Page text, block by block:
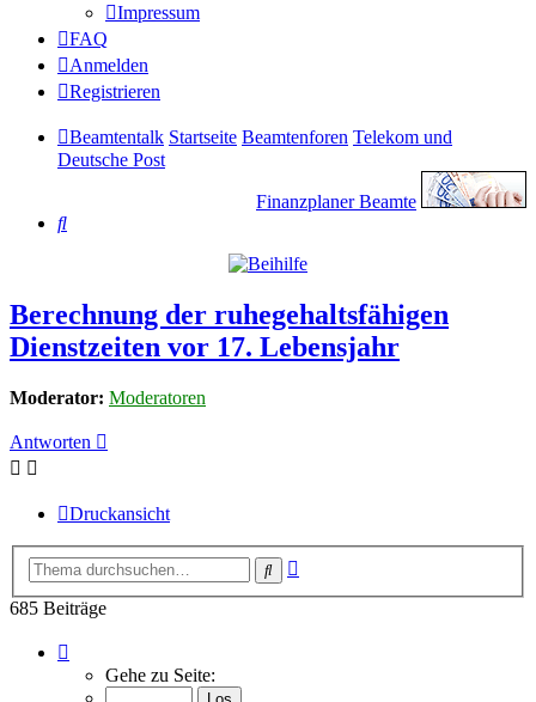
Impressum
FAQ
Anmelden
Registrieren
Beamtentalk Startseite Beamtenforen Telekom und
Deutsche Post
Finanzplaner Beamte
Suche
Berechnung der ruhegehaltsfähigen
Dienstzeiten vor 17. Lebensjahr
Moderator: Moderatoren
Antworten
Druckansicht
Suche
685 Beiträge
von
Gehe zu Seite: